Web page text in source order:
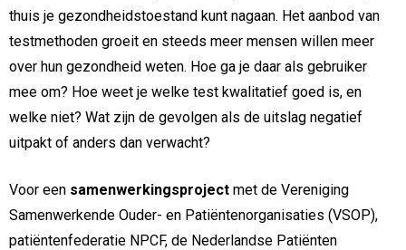
thuis je gezondheidstoestand kunt nagaan. Het aanbod van
testmethoden groeit en steeds meer mensen willen meer
over hun gezondheid weten. Hoe ga je daar als gebruiker
mee om? Hoe weet je welke test kwalitatief goed is, en
welke niet? Wat zijn de gevolgen als de uitslag negatief
uitpakt of anders dan verwacht?
Voor een samenwerkingsproject met de Vereniging
Samenwerkende Ouder- en Patiëntenorganisaties (VSOP),
patiëntenfederatie NPCF, de Nederlandse Patiënten